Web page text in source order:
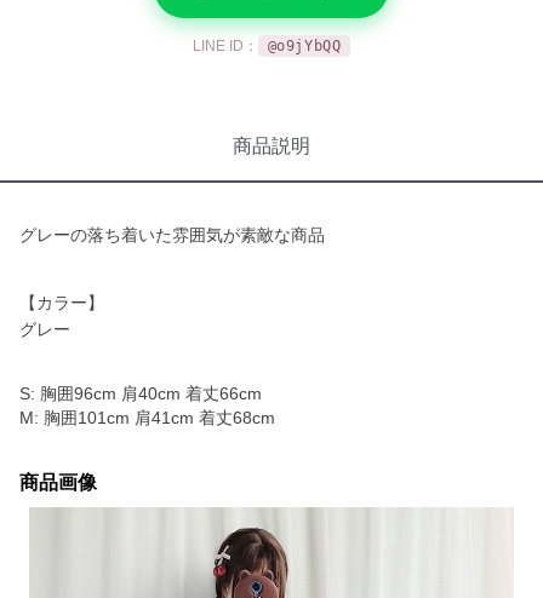
LINE ID： @o9jYbQQ
商品説明
グレーの落ち着いた雰囲気が素敵な商品
【カラー】
グレー
S: 胸囲96cm 肩40cm 着丈66cm
M: 胸囲101cm 肩41cm 着丈68cm
商品画像